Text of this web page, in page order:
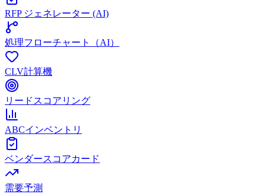
RFP ジェネレーター (AI)
処理フローチャート（AI）
CLV計算機
リードスコアリング
ABCインベントリ
ベンダースコアカード
需要予測